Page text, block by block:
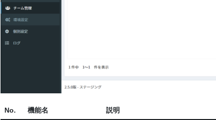
No. 機能名 説明